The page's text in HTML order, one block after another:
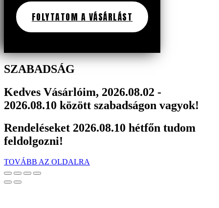
FOLYTATOM A VÁSÁRLÁST
SZABADSÁG
Kedves Vásárlóim, 2026.08.02 -
2026.08.10 között szabadságon vagyok!
Rendeléseket 2026.08.10 hétfőn tudom
feldolgozni!
TOVÁBB AZ OLDALRA